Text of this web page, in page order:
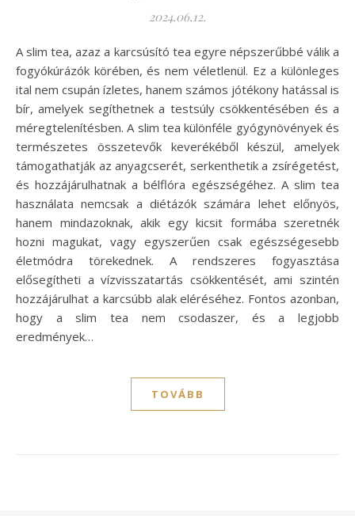
2024.06.12.
A slim tea, azaz a karcsúsító tea egyre népszerűbbé válik a
fogyókúrázók körében, és nem véletlenül. Ez a különleges
ital nem csupán ízletes, hanem számos jótékony hatással is
bír, amelyek segíthetnek a testsúly csökkentésében és a
méregtelenítésben. A slim tea különféle gyógynövények és
természetes összetevők keverékéből készül, amelyek
támogathatják az anyagcserét, serkenthetik a zsírégetést,
és hozzájárulhatnak a bélflóra egészségéhez. A slim tea
használata nemcsak a diétázók számára lehet előnyös,
hanem mindazoknak, akik egy kicsit formába szeretnék
hozni magukat, vagy egyszerűen csak egészségesebb
életmódra törekednek. A rendszeres fogyasztása
elősegítheti a vízvisszatartás csökkentését, ami szintén
hozzájárulhat a karcsúbb alak eléréséhez. Fontos azonban,
hogy a slim tea nem csodaszer, és a legjobb
eredmények…
TOVÁBB